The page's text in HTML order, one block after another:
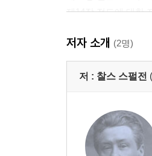
제14장 전도에 대한
저자 소개 (2명)
저 : 찰스 스펄전